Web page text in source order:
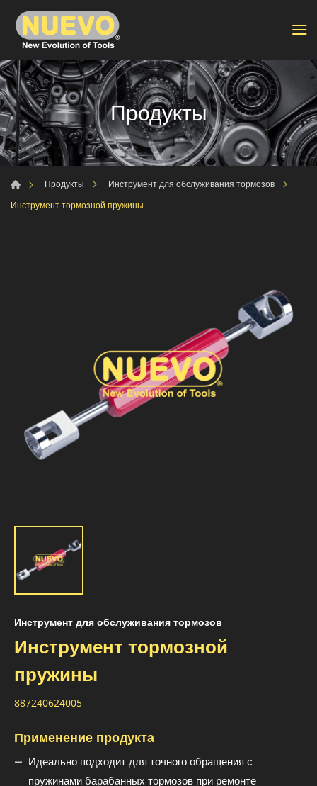
Продукты
Продукты
Инструмент для обслуживания тормозов
Инструмент тормозной пружины
Инструмент для обслуживания тормозов
Инструмент тормозной
пружины
887240624005
Применение продукта
Идеально подходит для точного обращения с
пружинами барабанных тормозов при ремонте